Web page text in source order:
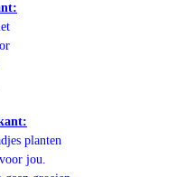
planten
jou.